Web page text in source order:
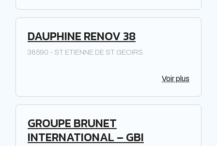
disposition de ses clients un savoir-faire et une
DAUPHINE RENOV 38
38590 - ST ETIENNE DE ST GEOIRS
Voir plus
GROUPE BRUNET
INTERNATIONAL – GBI